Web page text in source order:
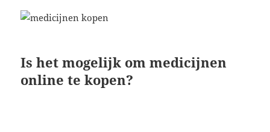
Is het mogelijk om medicijnen
online te kopen?